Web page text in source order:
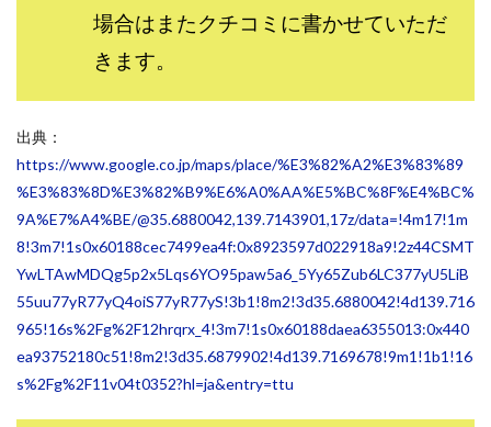
場合はまたクチコミに書かせていただ
きます。
出典：
https://www.google.co.jp/maps/place/%E3%82%A2%E3%83%89
%E3%83%8D%E3%82%B9%E6%A0%AA%E5%BC%8F%E4%BC%
9A%E7%A4%BE/@35.6880042,139.7143901,17z/data=!4m17!1m
8!3m7!1s0x60188cec7499ea4f:0x8923597d022918a9!2z44CSMT
YwLTAwMDQg5p2x5Lqs6YO95paw5a6_5Yy65Zub6LC377yU5LiB
55uu77yR77yQ4oiS77yR77yS!3b1!8m2!3d35.6880042!4d139.716
965!16s%2Fg%2F12hrqrx_4!3m7!1s0x60188daea6355013:0x440
ea93752180c51!8m2!3d35.6879902!4d139.7169678!9m1!1b1!16
s%2Fg%2F11v04t0352?hl=ja&entry=ttu
スマホで稼げる?【裏ワザ副業】
トレーダーKaibe
ナイトグループ 岡崎
マネパン KOJI
マネロブ みきお校長
ミユ
ミリオネアチャレンジ
ミリオンラボ(million labo)
ミリチャレ
みんなのハッピーワーク
ゆるリッチ
マネーキューピット
ライフアップ(LIFE UP)
ライブアドバイザーカレッジ